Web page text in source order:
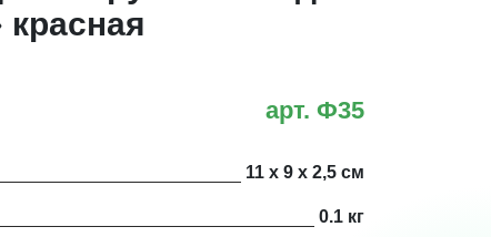
арт. Ф35
11 х 9 х 2,5 см
0.1 кг